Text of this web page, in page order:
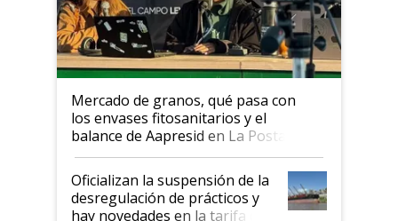
Mercado de granos, qué pasa con
los envases fitosanitarios y el
balance de Aapresid en La Posta
Oficializan la suspensión de la
desregulación de prácticos y
hay novedades en la tarifa de